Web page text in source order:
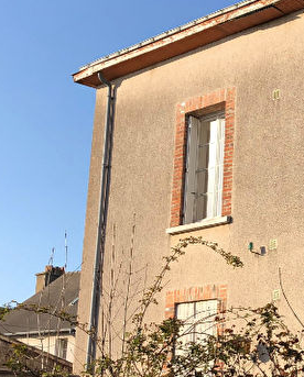
Bretagne et Craon,
à rénover d'environ 105 m² offrant
cuisine, séjour, WC.